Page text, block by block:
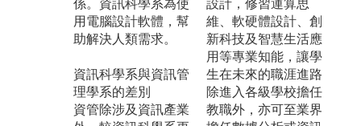
係。資訊科學系為使
用電腦設計軟體，幫
助解決人類需求。
資訊科學系與資訊管
理學系的差別
資管除涉及資訊產業
設計，修習運算思
維、軟硬體設計、創
新科技及智慧生活應
用等專業知能，讓學
生在未來的職涯進路
除進入各級學校擔任
教職外，亦可至業界